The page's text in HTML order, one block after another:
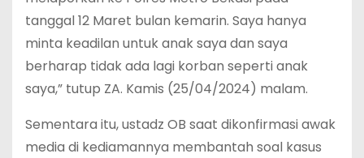
tanggal 12 Maret bulan kemarin. Saya hanya
minta keadilan untuk anak saya dan saya
berharap tidak ada lagi korban seperti anak
saya,” tutup ZA. Kamis (25/04/2024) malam.
Sementara itu, ustadz OB saat dikonfirmasi awak
media di kediamannya membantah soal kasus